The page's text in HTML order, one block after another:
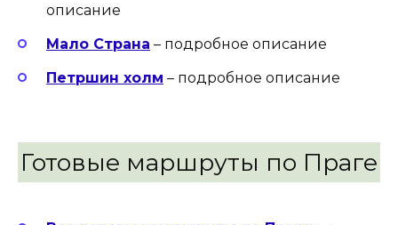
описание
Мало Страна – подробное описание
Петршин холм – подробное описание
Готовые маршруты по Праге